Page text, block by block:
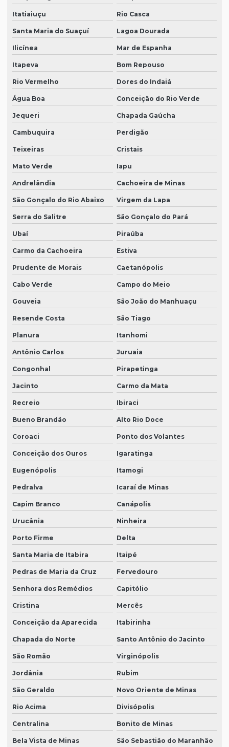
Itatiaiuçu Rio Casca
Santa Maria do Suaçuí Lagoa Dourada
Ilicínea Mar de Espanha
Itapeva Bom Repouso
Rio Vermelho Dores do Indaiá
Água Boa Conceição do Rio Verde
Jequeri Chapada Gaúcha
Cambuquira Perdigão
Teixeiras Cristais
Mato Verde Iapu
Andrelândia Cachoeira de Minas
São Gonçalo do Rio Abaixo Virgem da Lapa
Serra do Salitre São Gonçalo do Pará
Ubaí Piraúba
Carmo da Cachoeira Estiva
Prudente de Morais Caetanópolis
Cabo Verde Campo do Meio
Gouveia São João do Manhuaçu
Resende Costa São Tiago
Planura Itanhomi
Antônio Carlos Juruaia
Congonhal Pirapetinga
Jacinto Carmo da Mata
Recreio Ibiraci
Bueno Brandão Alto Rio Doce
Coroaci Ponto dos Volantes
Conceição dos Ouros Igaratinga
Eugenópolis Itamogi
Pedralva Icaraí de Minas
Capim Branco Canápolis
Urucânia Ninheira
Porto Firme Delta
Santa Maria de Itabira Itaipé
Pedras de Maria da Cruz Fervedouro
Senhora dos Remédios Capitólio
Cristina Mercês
Conceição da Aparecida Itabirinha
Chapada do Norte Santo Antônio do Jacinto
São Romão Virginópolis
Jordânia Rubim
São Geraldo Novo Oriente de Minas
Rio Acima Divisópolis
Centralina Bonito de Minas
Bela Vista de Minas São Sebastião do Maranhão